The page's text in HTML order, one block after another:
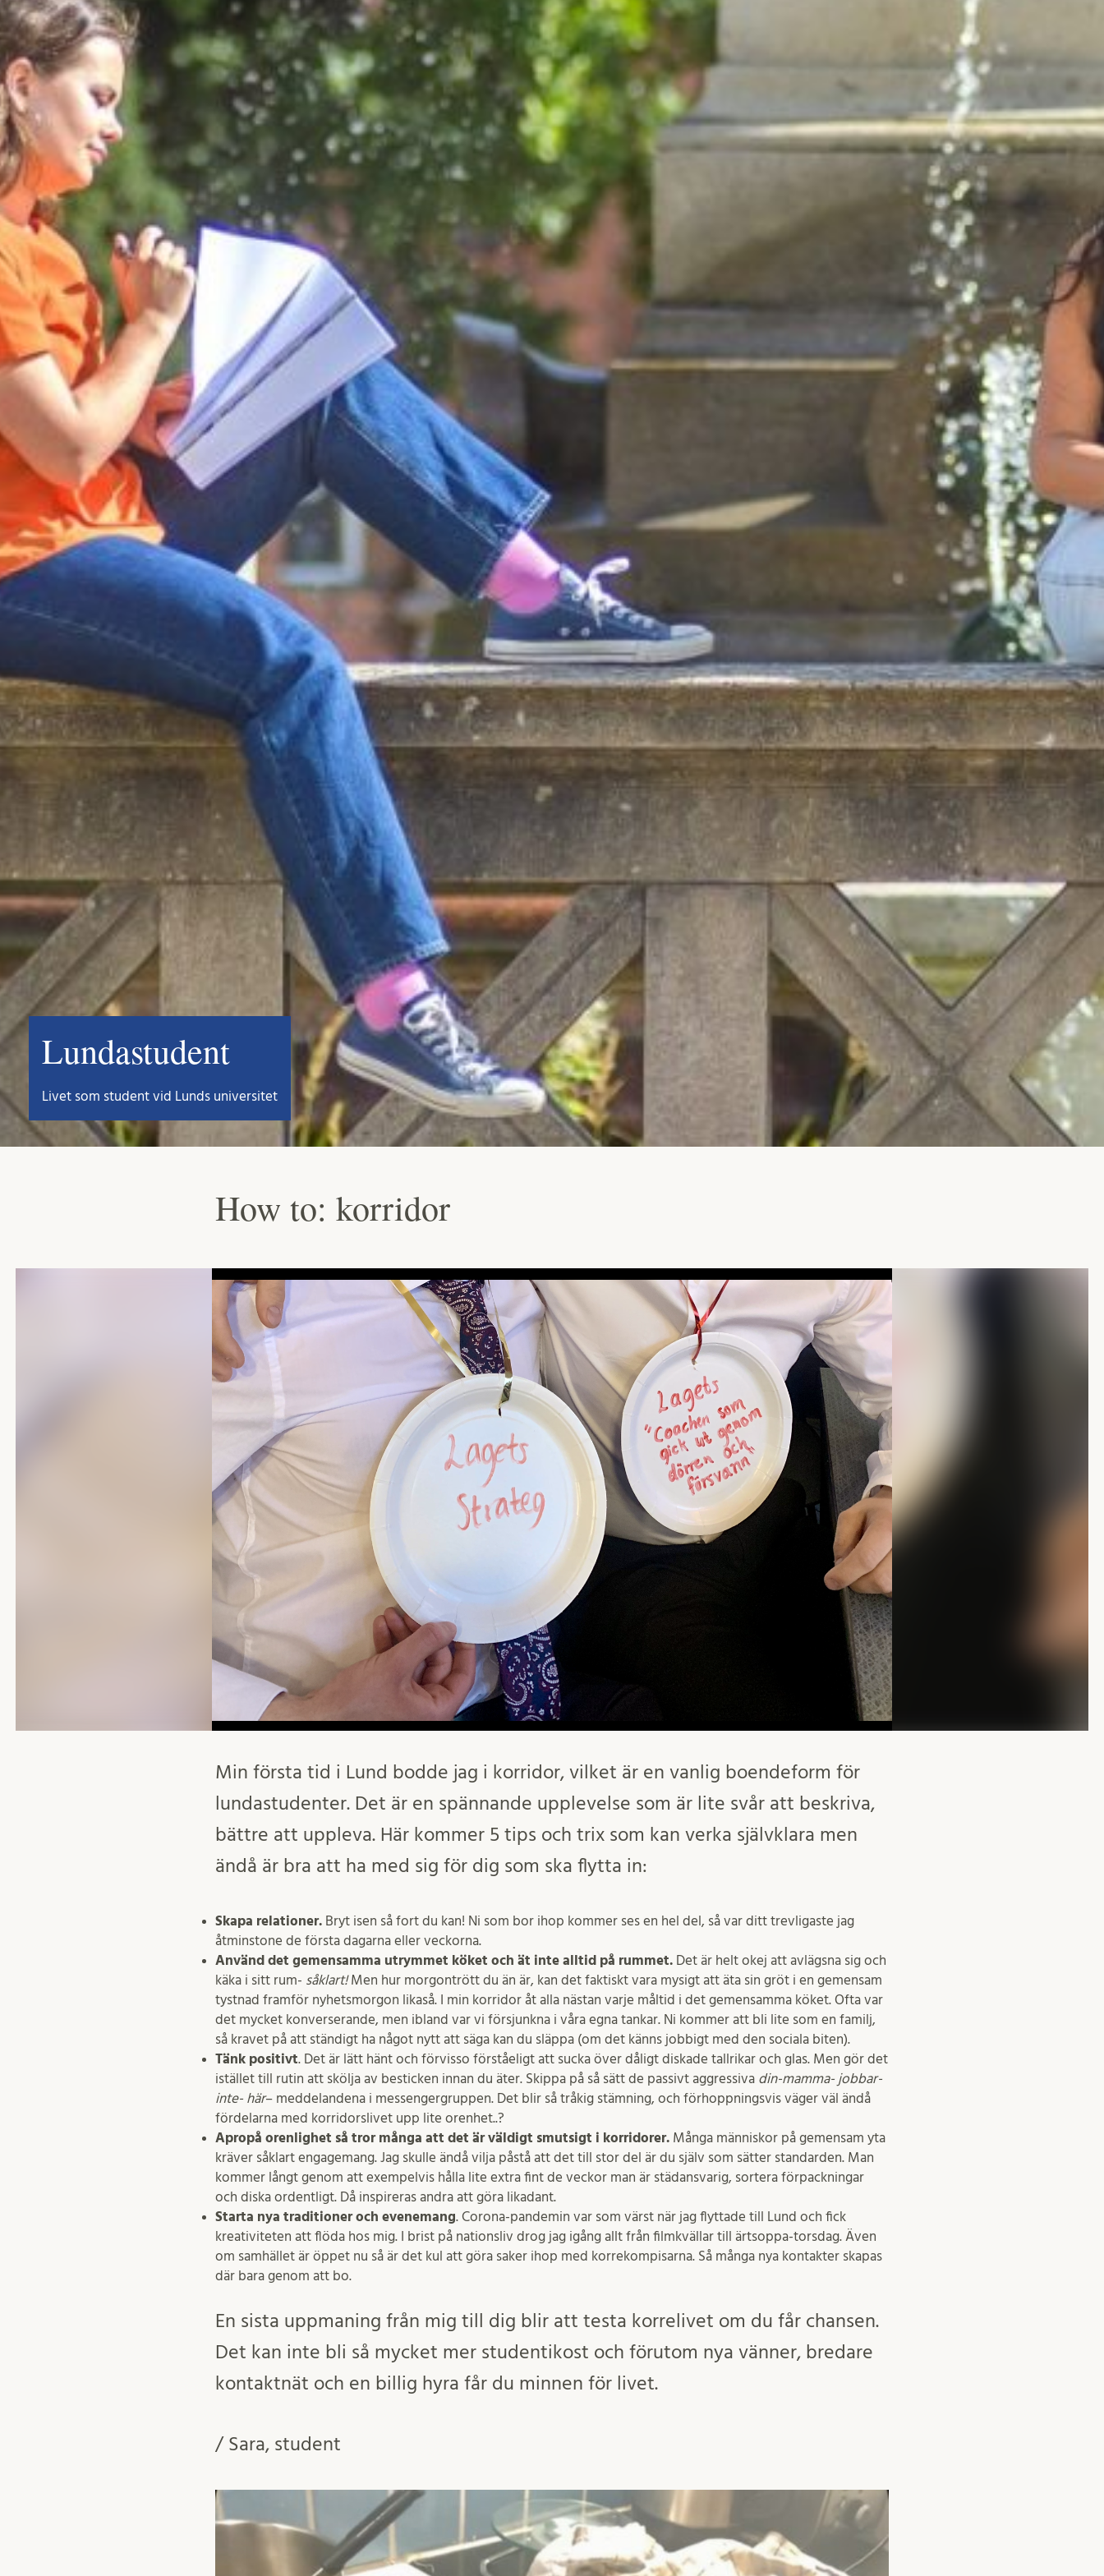
Lundastudent
Livet som student vid Lunds universitet
How to: korridor
Min första tid i Lund bodde jag i korridor, vilket är en vanlig boendeform för
lundastudenter. Det är en spännande upplevelse som är lite svår att beskriva,
bättre att uppleva. Här kommer 5 tips och trix som kan verka självklara men
ändå är bra att ha med sig för dig som ska flytta in:
Skapa relationer. Bryt isen så fort du kan! Ni som bor ihop kommer ses en hel del, så var ditt trevligaste jag
åtminstone de första dagarna eller veckorna.
Använd det gemensamma utrymmet köket och ät inte alltid på rummet. Det är helt okej att avlägsna sig och
käka i sitt rum- såklart!Men hur morgontrött du än är, kan det faktiskt vara mysigt att äta sin gröt i en gemensam
tystnad framför nyhetsmorgon likaså. I min korridor åt alla nästan varje måltid i det gemensamma köket. Ofta var
det mycket konverserande, men ibland var vi försjunkna i våra egna tankar. Ni kommer att bli lite som en familj,
så kravet på att ständigt ha något nytt att säga kan du släppa (om det känns jobbigt med den sociala biten).
Tänk positivt. Det är lätt hänt och förvisso förståeligt att sucka över dåligt diskade tallrikar och glas. Men gör det
istället till rutin att skölja av besticken innan du äter. Skippa på så sätt de passivt aggressiva din-mamma- jobbar-
inte- här– meddelandena i messengergruppen. Det blir så tråkig stämning, och förhoppningsvis väger väl ändå
fördelarna med korridorslivet upp lite orenhet..?
Apropå orenlighet så tror många att det är väldigt smutsigt i korridorer. Många människor på gemensam yta
kräver såklart engagemang. Jag skulle ändå vilja påstå att det till stor del är du själv som sätter standarden. Man
kommer långt genom att exempelvis hålla lite extra fint de veckor man är städansvarig, sortera förpackningar
och diska ordentligt. Då inspireras andra att göra likadant.
Starta nya traditioner och evenemang. Corona-pandemin var som värst när jag flyttade till Lund och fick
kreativiteten att flöda hos mig. I brist på nationsliv drog jag igång allt från filmkvällar till ärtsoppa-torsdag. Även
om samhället är öppet nu så är det kul att göra saker ihop med korrekompisarna. Så många nya kontakter skapas
där bara genom att bo.
En sista uppmaning från mig till dig blir att testa korrelivet om du får chansen.
Det kan inte bli så mycket mer studentikost och förutom nya vänner, bredare
kontaktnät och en billig hyra får du minnen för livet.
/ Sara, student